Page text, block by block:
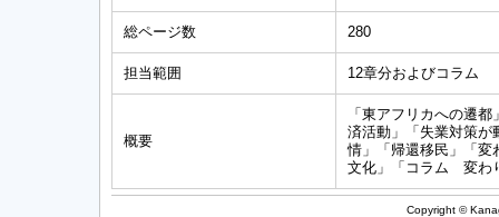
総ページ数 280
担当範囲 12章分およびコラム
概要
「東アフリカへの遷
済活動」「失業対策が
情」「帰還移民」「変
文化」「コラム 変わ
Copyright ©